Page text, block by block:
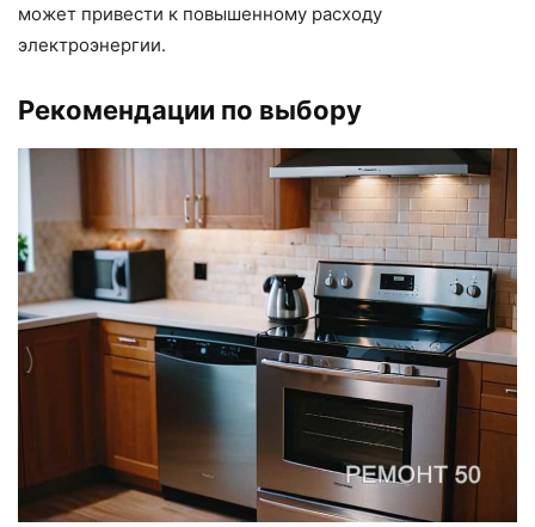
может привести к повышенному расходу
электроэнергии.
Рекомендации по выбору